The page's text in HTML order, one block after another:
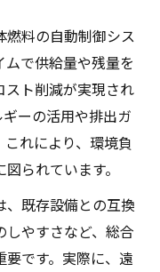
料の自動制御シス
で供給量や残量を
スト削減が実現され
ーの活用や排出ガ
れにより、環境負
られています。
既存設備との互換
やすさなど、総合
です。実際に、遠